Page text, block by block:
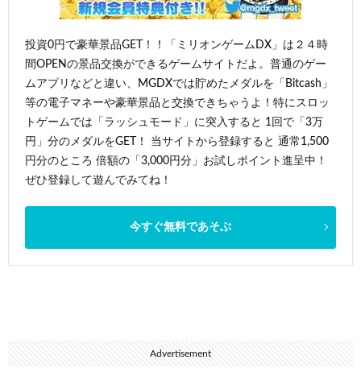
投資0円で豪華景品GET！！「ミリオンゲームDX」は２４時
間OPENの景品交換ができるゲームサイトだよ。普通のゲー
ムアプリなどと違い、MGDXでは貯めたメダルを「Bitcash」
等の電子マネーや豪華景品と交換できちゃうよ！特にスロッ
トゲームでは「ラッシュモード」に突入すると 1回で「3万
円」分のメダルをGET！ 当サイトから登録すると 通常1,500
円分のところ 倍額の「3,000円分」お試しポイント進呈中！
ぜひ登録して遊んでみてね！
今すぐ無料であそぶ
Advertisement